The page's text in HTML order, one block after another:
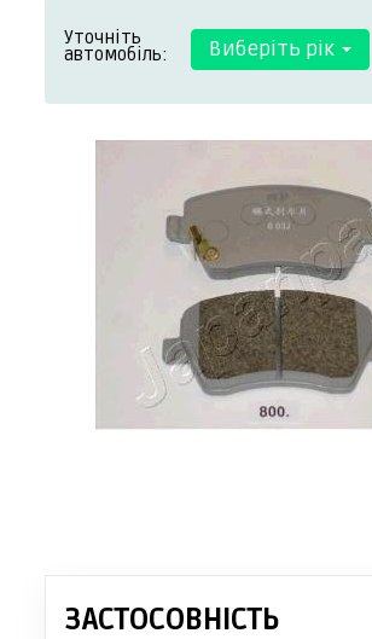
Уточніть
автомобіль: Виберіть рік
ЗАСТОСОВНІСТЬ